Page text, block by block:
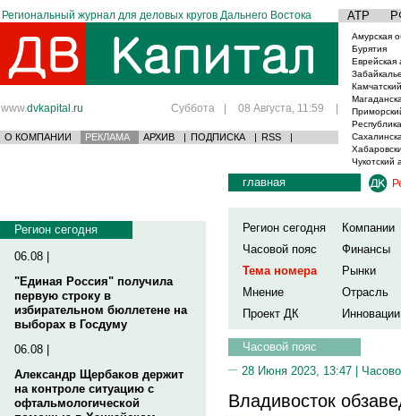
Региональный журнал для деловых кругов Дальнего Востока АТР
www.dvkapital.ru Суббота | 08 Августа, 11:59 |
О КОМПАНИИ РЕКЛАМА АРХИВ | ПОДПИСКА | RSS |
Амурская
Бурятия
Еврейская
Чукотский
Регион сегодня
06.08 |
"Единая Россия" получила
первую строку в
избирательном бюллетене на
выборах в Госдуму
06.08 |
Александр Щербаков держит
на контроле ситуацию с
офтальмологической
главная
Регион сегодня
Компании
Часовой пояс
Финансы
Тема номера
Рынки
Мнение
Отрасль
Проект ДК
Инновации
Часовой пояс
28 Июня 2023, 13:47 |
Владивосток